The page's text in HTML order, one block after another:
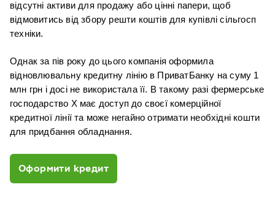
відсутні активи для продажу або цінні папери, щоб
відмовитись від збору решти коштів для купівлі сільгосп
техніки.
Однак за пів року до цього компанія оформила
відновлювальну кредитну лінію в ПриватБанку на суму 1
млн грн і досі не використала її. В такому разі фермерське
господарство X має доступ до своєї комерційної
кредитної лінії та може негайно отримати необхідні кошти
для придбання обладнання.
Оформити кредит